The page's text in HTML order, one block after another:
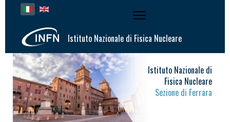
Seleziona la tua lingua
Istituto Nazionale di Fisica Nucleare
Istituto Nazionale di
Fisica Nucleare
Sezione di Ferrara